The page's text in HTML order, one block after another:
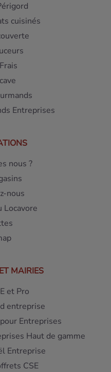
cuisinés
Entreprises
nous ?
nous
Locavore
MAIRIES
et Pro
entreprise
Entreprises
Haut de gamme
Entreprise
CSE